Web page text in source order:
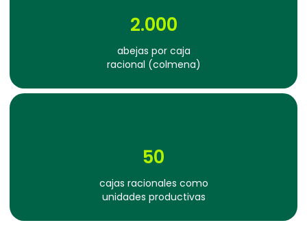
abejas por caja
racional (colmena)
2.000
cajas racionales como
unidades productivas
50